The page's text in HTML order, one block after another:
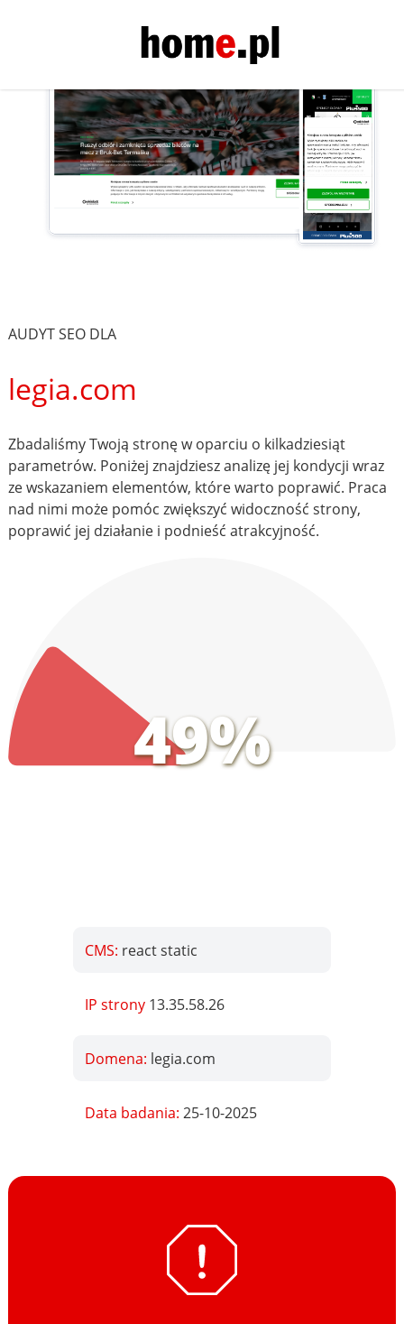
AUDYT SEO DLA
legia.com
Zbadaliśmy Twoją stronę w oparciu o kilkadziesiąt
parametrów. Poniżej znajdziesz analizę jej kondycji wraz
ze wskazaniem elementów, które warto poprawić. Praca
nad nimi może pomóc zwiększyć widoczność strony,
poprawić jej działanie i podnieść atrakcyjność.
49%
CMS: react static
IP strony 13.35.58.26
Domena: legia.com
Data badania:25-10-2025